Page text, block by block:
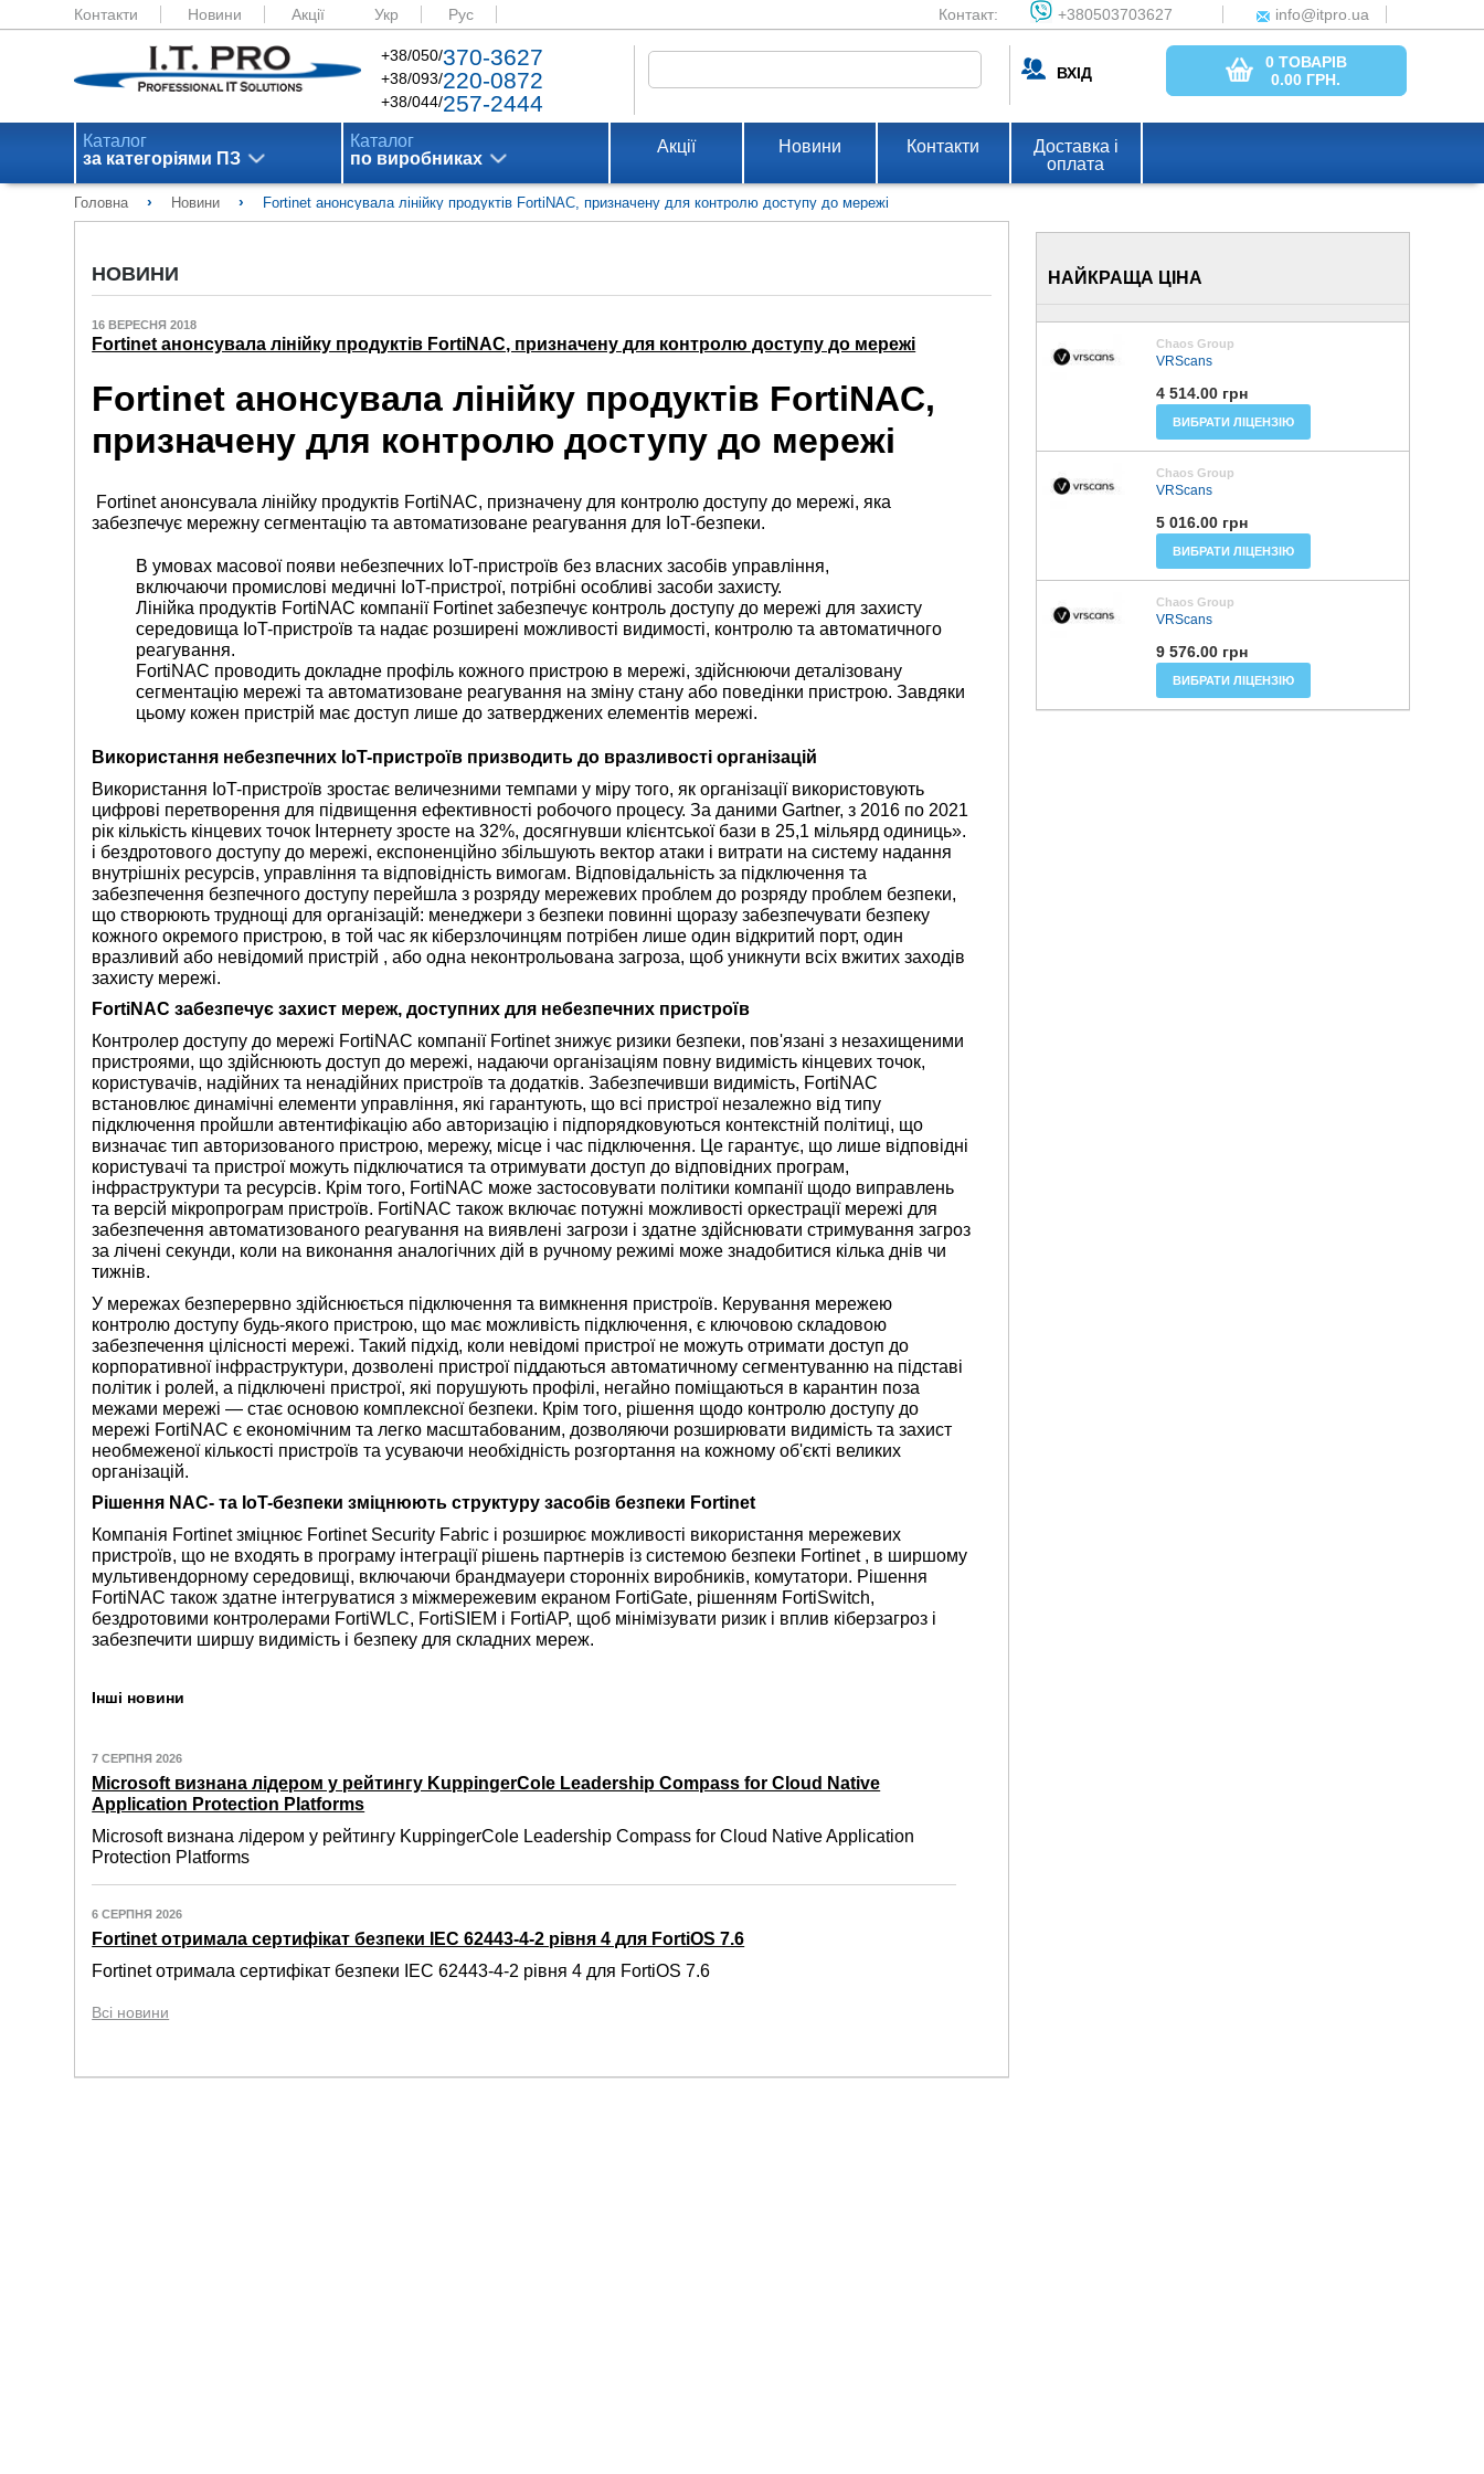
Контакти Новини Акції Укр Рус Контакт: +380503703627 info@itpro.ua
+38/050/370-3627
+38/093/220-0872
+38/044/257-2444
ВХІД
0 ТОВАРІВ
0.00 ГРН.
Каталог
за категоріями ПЗ
Каталог
по виробниках
Акції Новини Контакти
Доставка і
оплата
Головна › Новини › Fortinet анонсувала лінійку продуктів FortiNAC, призначену для контролю доступу до мережі
НОВИНИ
16 ВЕРЕСНЯ 2018
Fortinet анонсувала лінійку продуктів FortiNAC, призначену для контролю доступу до мережі
Fortinet анонсувала лінійку продуктів FortiNAC,
призначену для контролю доступу до мережі
Fortinet анонсувала лінійку продуктів FortiNAC, призначену для контролю доступу до мережі, яка
забезпечує мережну сегментацію та автоматизоване реагування для IoT-безпеки.
В умовах масової появи небезпечних IoT-пристроїв без власних засобів управління,
включаючи промислові медичні IoT-пристрої, потрібні особливі засоби захисту.
Лінійка продуктів FortiNAC компанії Fortinet забезпечує контроль доступу до мережі для захисту
середовища IoT-пристроїв та надає розширені можливості видимості, контролю та автоматичного
реагування.
FortiNAC проводить докладне профіль кожного пристрою в мережі, здійснюючи деталізовану
сегментацію мережі та автоматизоване реагування на зміну стану або поведінки пристрою. Завдяки
цьому кожен пристрій має доступ лише до затверджених елементів мережі.
Використання небезпечних IoT-пристроїв призводить до вразливості організацій
Використання IoT-пристроїв зростає величезними темпами у міру того, як організації використовують
цифрові перетворення для підвищення ефективності робочого процесу. За даними Gartner, з 2016 по 2021
рік кількість кінцевих точок Інтернету зросте на 32%, досягнувши клієнтської бази в 25,1 мільярд одиниць».
і бездротового доступу до мережі, експоненційно збільшують вектор атаки і витрати на систему надання
внутрішніх ресурсів, управління та відповідність вимогам. Відповідальність за підключення та
забезпечення безпечного доступу перейшла з розряду мережевих проблем до розряду проблем безпеки,
що створюють труднощі для організацій: менеджери з безпеки повинні щоразу забезпечувати безпеку
кожного окремого пристрою, в той час як кіберзлочинцям потрібен лише один відкритий порт, один
вразливий або невідомий пристрій , або одна неконтрольована загроза, щоб уникнути всіх вжитих заходів
захисту мережі.
FortiNAC забезпечує захист мереж, доступних для небезпечних пристроїв
Контролер доступу до мережі FortiNAC компанії Fortinet знижує ризики безпеки, пов'язані з незахищеними
пристроями, що здійснюють доступ до мережі, надаючи організаціям повну видимість кінцевих точок,
користувачів, надійних та ненадійних пристроїв та додатків. Забезпечивши видимість, FortiNAC
встановлює динамічні елементи управління, які гарантують, що всі пристрої незалежно від типу
підключення пройшли автентифікацію або авторизацію і підпорядковуються контекстній політиці, що
визначає тип авторизованого пристрою, мережу, місце і час підключення. Це гарантує, що лише відповідні
користувачі та пристрої можуть підключатися та отримувати доступ до відповідних програм,
інфраструктури та ресурсів. Крім того, FortiNAC може застосовувати політики компанії щодо виправлень
та версій мікропрограм пристроїв. FortiNAC також включає потужні можливості оркестрації мережі для
забезпечення автоматизованого реагування на виявлені загрози і здатне здійснювати стримування загроз
за лічені секунди, коли на виконання аналогічних дій в ручному режимі може знадобитися кілька днів чи
тижнів.
У мережах безперервно здійснюється підключення та вимкнення пристроїв. Керування мережею
контролю доступу будь-якого пристрою, що має можливість підключення, є ключовою складовою
забезпечення цілісності мережі. Такий підхід, коли невідомі пристрої не можуть отримати доступ до
корпоративної інфраструктури, дозволені пристрої піддаються автоматичному сегментуванню на підставі
політик і ролей, а підключені пристрої, які порушують профілі, негайно поміщаються в карантин поза
межами мережі — стає основою комплексної безпеки. Крім того, рішення щодо контролю доступу до
мережі FortiNAC є економічним та легко масштабованим, дозволяючи розширювати видимість та захист
необмеженої кількості пристроїв та усуваючи необхідність розгортання на кожному об'єкті великих
організацій.
Рішення NAC- та IoT-безпеки зміцнюють структуру засобів безпеки Fortinet
Компанія Fortinet зміцнює Fortinet Security Fabric і розширює можливості використання мережевих
пристроїв, що не входять в програму інтеграції рішень партнерів із системою безпеки Fortinet , в ширшому
мультивендорному середовищі, включаючи брандмауери сторонніх виробників, комутатори. Рішення
FortiNAC також здатне інтегруватися з міжмережевим екраном FortiGate, рішенням FortiSwitch,
бездротовими контролерами FortiWLC, FortiSIEM і FortiAP, щоб мінімізувати ризик і вплив кіберзагроз і
забезпечити ширшу видимість і безпеку для складних мереж.
Інші новини
7 СЕРПНЯ 2026
Microsoft визнана лідером у рейтингу KuppingerCole Leadership Compass for Cloud Native
Application Protection Platforms
Microsoft визнана лідером у рейтингу KuppingerCole Leadership Compass for Cloud Native Application
Protection Platforms
6 СЕРПНЯ 2026
Fortinet отримала сертифікат безпеки IEC 62443-4-2 рівня 4 для FortiOS 7.6
Fortinet отримала сертифікат безпеки IEC 62443-4-2 рівня 4 для FortiOS 7.6
Всі новини
НАЙКРАЩА ЦІНА
Chaos Group
VRScans
4 514.00 грн
ВИБРАТИ ЛІЦЕНЗІЮ
Chaos Group
VRScans
5 016.00 грн
ВИБРАТИ ЛІЦЕНЗІЮ
Chaos Group
VRScans
9 576.00 грн
ВИБРАТИ ЛІЦЕНЗІЮ